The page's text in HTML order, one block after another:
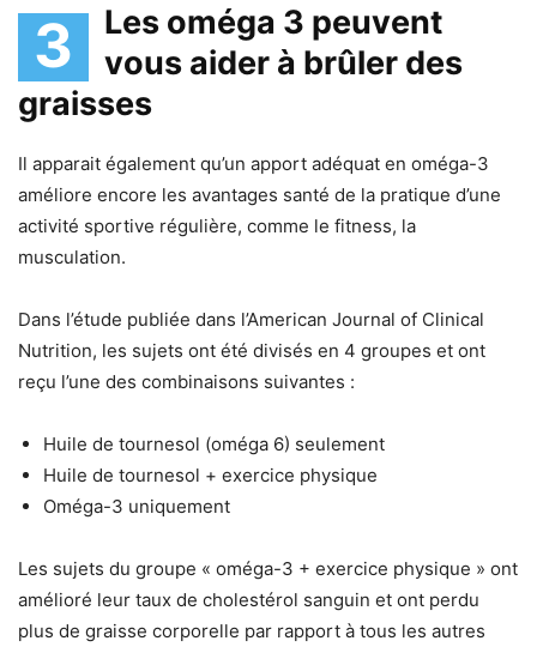
3
Les oméga 3 peuvent
vous aider à brûler des
graisses
Il apparait également qu’un apport adéquat en oméga-3
améliore encore les avantages santé de la pratique d’une
activité sportive régulière, comme le fitness, la
musculation.
Dans l’étude publiée dans l’American Journal of Clinical
Nutrition, les sujets ont été divisés en 4 groupes et ont
reçu l’une des combinaisons suivantes :
Huile de tournesol (oméga 6) seulement
Huile de tournesol + exercice physique
Oméga-3 uniquement
Les sujets du groupe « oméga-3 + exercice physique » ont
amélioré leur taux de cholestérol sanguin et ont perdu
plus de graisse corporelle par rapport à tous les autres